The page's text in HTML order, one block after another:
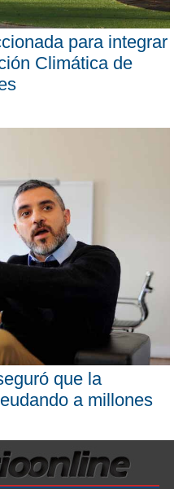
para integrar
Climática de
que la
a millones